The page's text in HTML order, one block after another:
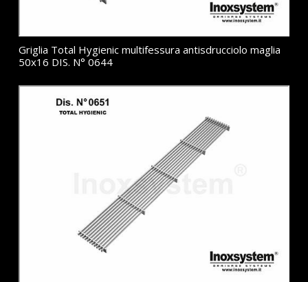
Griglia Total Hygienic multifessura antisdrucciolo maglia
50x16 DIS. N° 0644